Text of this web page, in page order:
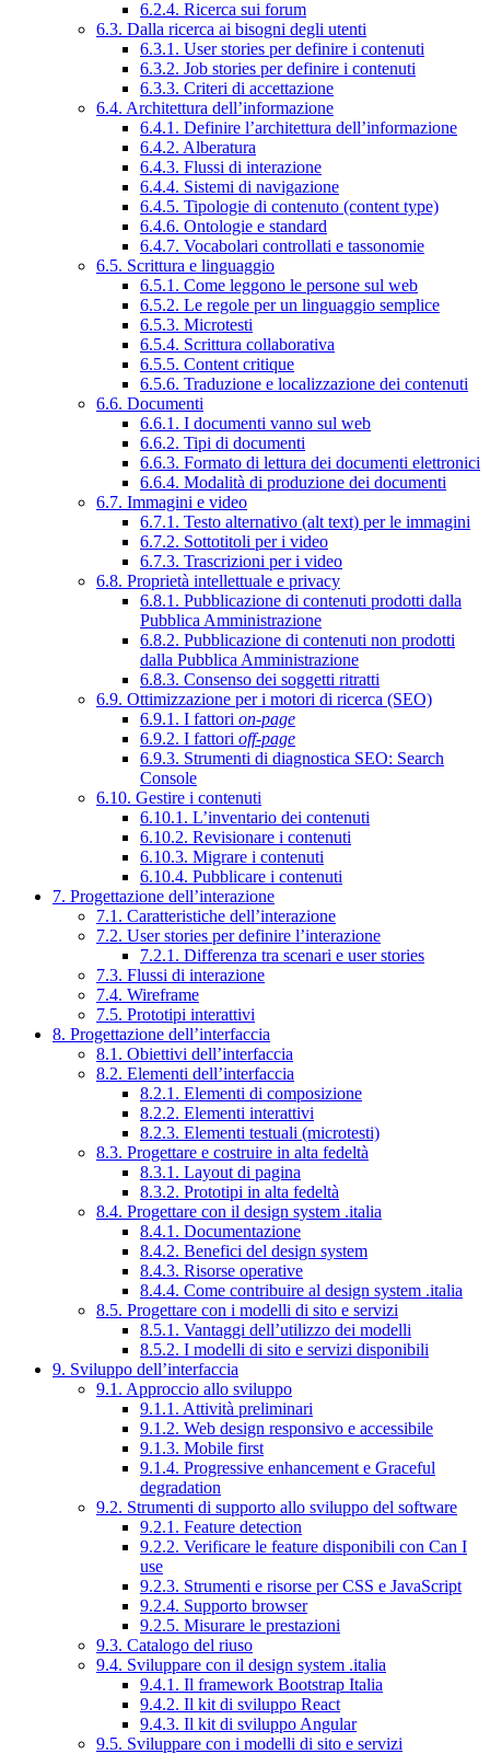
6.2.4. Ricerca sui forum
6.3. Dalla ricerca ai bisogni degli utenti
6.3.1. User stories per definire i contenuti
6.3.2. Job stories per definire i contenuti
6.3.3. Criteri di accettazione
6.4. Architettura dell’informazione
6.4.1. Definire l’architettura dell’informazione
6.4.2. Alberatura
6.4.3. Flussi di interazione
6.4.4. Sistemi di navigazione
6.4.5. Tipologie di contenuto (content type)
6.4.6. Ontologie e standard
6.4.7. Vocabolari controllati e tassonomie
6.5. Scrittura e linguaggio
6.5.1. Come leggono le persone sul web
6.5.2. Le regole per un linguaggio semplice
6.5.3. Microtesti
6.5.4. Scrittura collaborativa
6.5.5. Content critique
6.5.6. Traduzione e localizzazione dei contenuti
6.6. Documenti
6.6.1. I documenti vanno sul web
6.6.2. Tipi di documenti
6.6.3. Formato di lettura dei documenti elettronici
6.6.4. Modalità di produzione dei documenti
6.7. Immagini e video
6.7.1. Testo alternativo (alt text) per le immagini
6.7.2. Sottotitoli per i video
6.7.3. Trascrizioni per i video
6.8. Proprietà intellettuale e privacy
6.8.1. Pubblicazione di contenuti prodotti dalla
Pubblica Amministrazione
6.8.2. Pubblicazione di contenuti non prodotti
dalla Pubblica Amministrazione
6.8.3. Consenso dei soggetti ritratti
6.9. Ottimizzazione per i motori di ricerca (SEO)
6.9.1. I fattori on-page
6.9.2. I fattori off-page
6.9.3. Strumenti di diagnostica SEO: Search
Console
6.10. Gestire i contenuti
6.10.1. L’inventario dei contenuti
6.10.2. Revisionare i contenuti
6.10.3. Migrare i contenuti
6.10.4. Pubblicare i contenuti
7. Progettazione dell’interazione
7.1. Caratteristiche dell’interazione
7.2. User stories per definire l’interazione
7.2.1. Differenza tra scenari e user stories
7.3. Flussi di interazione
7.4. Wireframe
7.5. Prototipi interattivi
8. Progettazione dell’interfaccia
8.1. Obiettivi dell’interfaccia
8.2. Elementi dell’interfaccia
8.2.1. Elementi di composizione
8.2.2. Elementi interattivi
8.2.3. Elementi testuali (microtesti)
8.3. Progettare e costruire in alta fedeltà
8.3.1. Layout di pagina
8.3.2. Prototipi in alta fedeltà
8.4. Progettare con il design system .italia
8.4.1. Documentazione
8.4.2. Benefici del design system
8.4.3. Risorse operative
8.4.4. Come contribuire al design system .italia
8.5. Progettare con i modelli di sito e servizi
8.5.1. Vantaggi dell’utilizzo dei modelli
8.5.2. I modelli di sito e servizi disponibili
9. Sviluppo dell’interfaccia
9.1. Approccio allo sviluppo
9.1.1. Attività preliminari
9.1.2. Web design responsivo e accessibile
9.1.3. Mobile first
9.1.4. Progressive enhancement e Graceful
degradation
9.2. Strumenti di supporto allo sviluppo del software
9.2.1. Feature detection
9.2.2. Verificare le feature disponibili con Can I
use
9.2.3. Strumenti e risorse per CSS e JavaScript
9.2.4. Supporto browser
9.2.5. Misurare le prestazioni
9.3. Catalogo del riuso
9.4. Sviluppare con il design system .italia
9.4.1. Il framework Bootstrap Italia
9.4.2. Il kit di sviluppo React
9.4.3. Il kit di sviluppo Angular
9.5. Sviluppare con i modelli di sito e servizi